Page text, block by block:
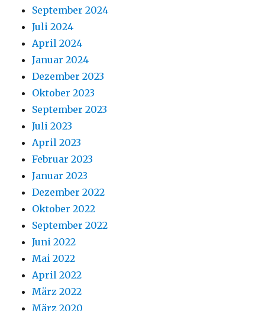
September 2024
Juli 2024
April 2024
Januar 2024
Dezember 2023
Oktober 2023
September 2023
Juli 2023
April 2023
Februar 2023
Januar 2023
Dezember 2022
Oktober 2022
September 2022
Juni 2022
Mai 2022
April 2022
März 2022
März 2020